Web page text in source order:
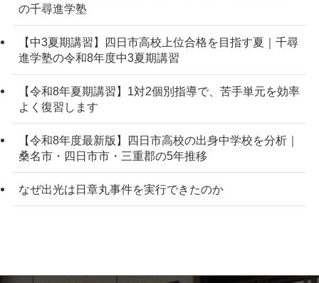
の千尋進学塾
【中3夏期講習】四日市高校上位合格を目指す夏｜千尋
進学塾の令和8年度中3夏期講習
【令和8年夏期講習】1対2個別指導で、苦手単元を効率
よく復習します
【令和8年度最新版】四日市高校の出身中学校を分析｜
桑名市・四日市市・三重郡の5年推移
なぜ出光は日章丸事件を実行できたのか